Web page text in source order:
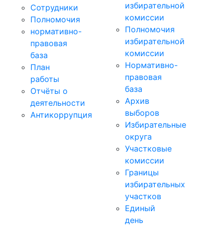
Сотрудники
Полномочия
нормативно-
правовая
база
План
работы
Отчёты о
деятельности
Антикоррупция
избирательной
комиссии
Полномочия
избирательной
комиссии
Нормативно-
правовая
база
Архив
выборов
Избирательные
округа
Участковые
комиссии
Границы
избирательных
участков
Единый
день